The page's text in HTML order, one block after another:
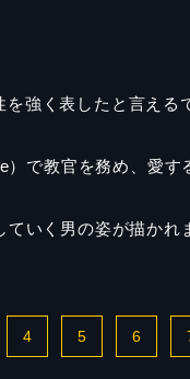
強く表したと言える
で教官を務め、愛す
いく男の姿が描かれ
4 5 6